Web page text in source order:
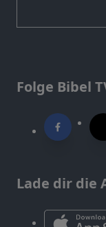
Folge Bibel
Lade dir die